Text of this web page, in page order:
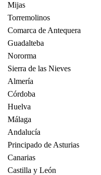
Mijas
Torremolinos
Comarca de Antequera
Guadalteba
Nororma
Sierra de las Nieves
Almería
Córdoba
Huelva
Málaga
Andalucía
Principado de Asturias
Canarias
Castilla y León